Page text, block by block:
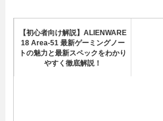
【初心者向け解説】ALIENWARE
18 Area-51 最新ゲーミングノー
トの魅力と最新スペックをわかり
やすく徹底解説！